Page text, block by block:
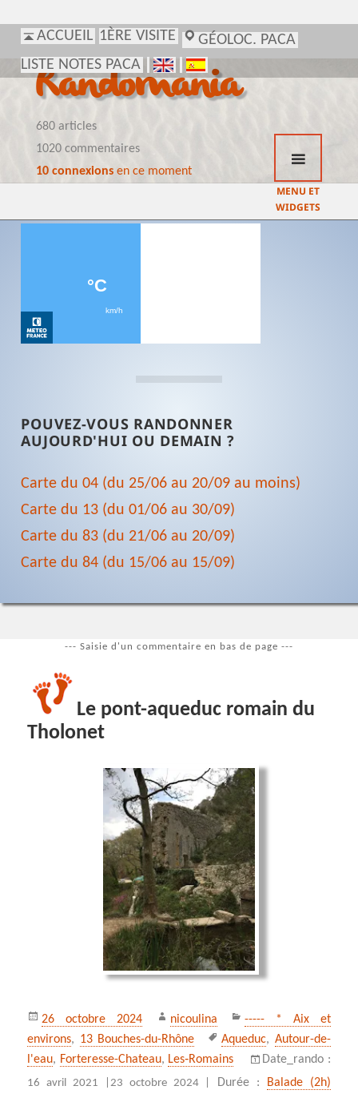
ACCUEIL 1ÈRE VISITE
GÉOLOC. PACA
LISTE NOTES PACA
Randomania
680 articles
1020 commentaires
10 connexionsen ce moment
MENU ET
WIDGETS
POUVEZ-VOUS RANDONNER
AUJOURD'HUI OU DEMAIN ?
Carte du 04 (du 25/06 au 20/09 au moins)
Carte du 13 (du 01/06 au 30/09)
Carte du 83 (du 21/06 au 20/09)
Carte du 84 (du 15/06 au 15/09)
--- Saisie d'un commentaire en bas de page ---
Le pont-aqueduc romain du
Tholonet
Publié
le
26 octobre 2024 Auteur
nicoulina Catégories
----- * Aix et
environs, 13 Bouches-du-Rhône
Mots-
clés
Aqueduc, Autour-de-
l'eau, Forteresse-Chateau, Les‑Romains Date_rando :
16 avril 2021 | 23 octobre 2024 | Durée :
Balade (2h)